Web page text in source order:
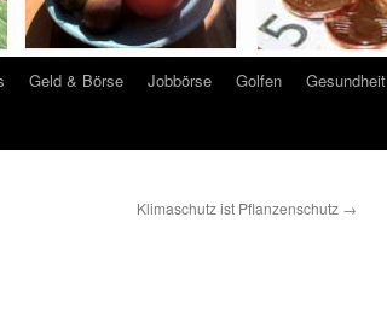
Geld & Börse Jobbörse Golfen Gesundheit
Klimaschutz ist Pflanzenschutz →